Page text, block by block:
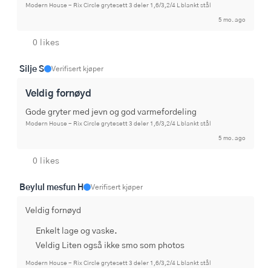
Modern House - Rix Circle grytesett 3 deler 1,6/3,2/4 L blankt stål
5 mo. ago
0 likes
Silje S Verifisert kjøper
Veldig fornøyd
Gode gryter med jevn og god varmefordeling
Modern House - Rix Circle grytesett 3 deler 1,6/3,2/4 L blankt stål
5 mo. ago
0 likes
Beylul mesfun H Verifisert kjøper
Veldig fornøyd
Enkelt lage og vaske.
Veldig Liten også ikke smo som photos
Modern House - Rix Circle grytesett 3 deler 1,6/3,2/4 L blankt stål